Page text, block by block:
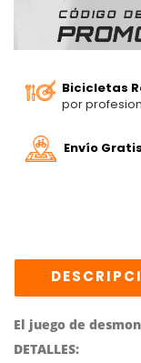
Bicicletas
por
Envío Gratis
El juego de
DETALLES: